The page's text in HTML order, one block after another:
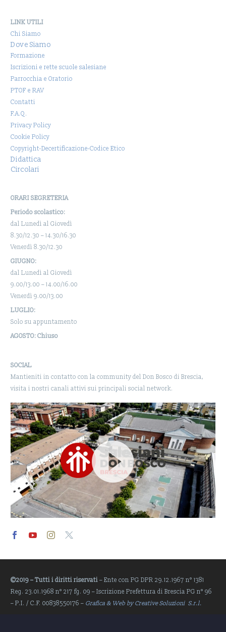
LINK UTILI
Chi Siamo
Dove Siamo
Formazione
Iscrizioni e rette scuole salesiane
Parrocchia e Oratorio
PTOF e RAV
Contatti
F.A.Q.
Privacy Policy
Cookie Policy
Copyright-Decertificazione-Codice Etico
Didattica
Circolari
ORARI SEGRETERIA
Periodo scolastico:
dal Lunedì al Giovedì
8.30/12.30 – 14.30/16.30
Venerdì 8.30/12.30
GIUGNO:
dal Lunedì al Giovedì
9.00/13.00 – 14.00/16.00
Venerdì 9.00/13.00
LUGLIO:
Solo su appuntamento
AGOSTO: Chiuso
SOCIAL
Mantieniti in contatto con la community del Don Bosco di Brescia,
visita i nostri canali attivi sui principali social network.
Player
©2019 – Tutti i diritti riservati – Ente con PG DPR 29.12.1967 n° 1381
Reg. 23.01.1968 n° 217 fg. 09 – Iscrizione Prefettura di Brescia PG n° 96
– P.I. / C.F. 00838550176 – Grafica & Web by Creative Soluzioni S.r.l.